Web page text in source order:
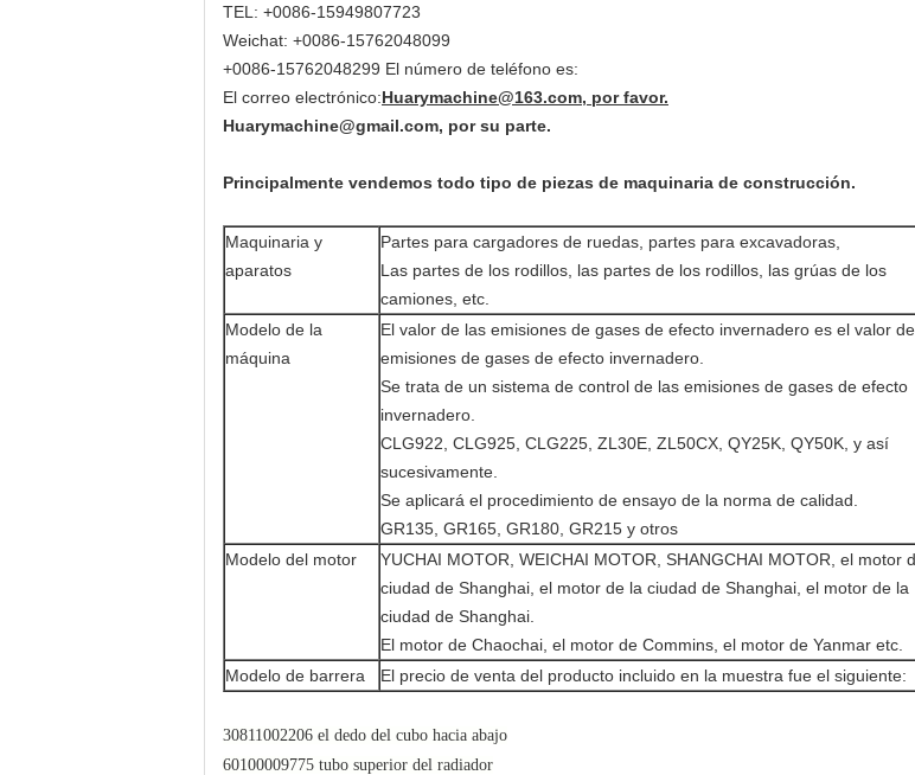
TEL: +0086-15949807723
Weichat: +0086-15762048099
+0086-15762048299 El número de teléfono es:
El correo electrónico:Huarymachine@163.com, por favor.
Huarymachine@gmail.com, por su parte.
Principalmente vendemos todo tipo de piezas de maquinaria de construcción.
Maquinaria y
aparatos
Partes para cargadores de ruedas, partes para excavadoras,
Las partes de los rodillos, las partes de los rodillos, las grúas de los
camiones, etc.
Modelo de la
máquina
El valor de las emisiones de gases de efecto invernadero es el valor
emisiones de gases de efecto invernadero.
Se trata de un sistema de control de las emisiones de gases de efecto
invernadero.
CLG922, CLG925, CLG225, ZL30E, ZL50CX, QY25K, QY50K, y así
sucesivamente.
Se aplicará el procedimiento de ensayo de la norma de calidad.
GR135, GR165, GR180, GR215 y otros
Modelo del motor
YUCHAI MOTOR, WEICHAI MOTOR, SHANGCHAI MOTOR, el motor
ciudad de Shanghai, el motor de la ciudad de Shanghai, el motor de la
ciudad de Shanghai.
El motor de Chaochai, el motor de Commins, el motor de Yanmar etc.
Modelo de barrera
El precio de venta del producto incluido en la muestra fue el siguiente:
30811002206 el dedo del cubo hacia abajo
60100009775 tubo superior del radiador